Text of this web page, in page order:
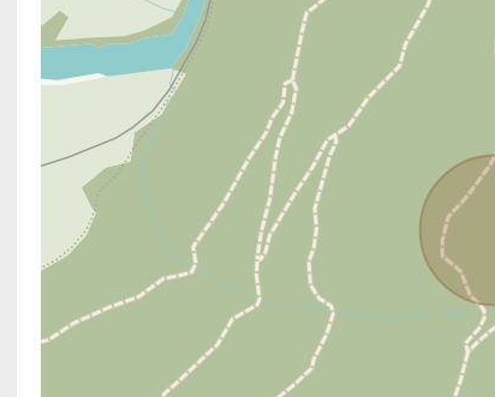
ANBIETER KONTAKTIEREN